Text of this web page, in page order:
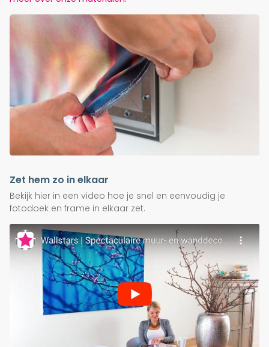
Zet hem zo in elkaar
Bekijk hier in een video hoe je snel en eenvoudig je
fotodoek en frame in elkaar zet.